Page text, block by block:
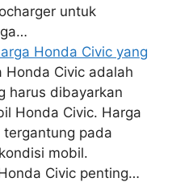
untuk
Honda Civic yang
Honda Civic adalah
harus dibayarkan
Honda Civic. Harga
pada
mobil.
Civic penting…